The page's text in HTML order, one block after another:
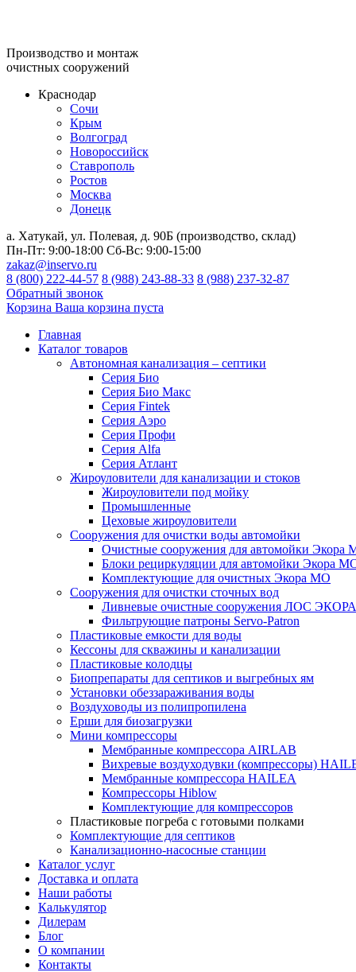
Производство и монтаж
очистных сооружений
Краснодар
Сочи
Крым
Волгоград
Новороссийск
Ставрополь
Ростов
Москва
Донецк
а. Хатукай, ул. Полевая, д. 90Б (производство, склад)
Пн-Пт: 9:00-18:00 Сб-Вс: 9:00-15:00
zakaz@inservo.ru
8 (800) 222-44-57 8 (988) 243-88-33 8 (988) 237-32-87
Обратный звонок
Корзина Ваша корзина пуста
Главная
Каталог товаров
Автономная канализация – септики
Серия Био
Серия Био Макс
Серия Fintek
Серия Аэро
Серия Профи
Серия Alfa
Серия Атлант
Жироуловители для канализации и стоков
Жироуловители под мойку
Промышленные
Цеховые жироуловители
Сооружения для очистки воды автомойки
Очистные сооружения для автомойки Экора
Блоки рециркуляции для автомойки Экора
Комплектующие для очистных Экора МО
Сооружения для очистки сточных вод
Ливневые очистные сооружения ЛОС ЭКОРА
Фильтрующие патроны Servo-Patron
Пластиковые емкости для воды
Кессоны для скважины и канализации
Пластиковые колодцы
Биопрепараты для септиков и выгребных ям
Установки обеззараживания воды
Воздуховоды из полипропилена
Ерши для биозагрузки
Мини компрессоры
Мембранные компрессора AIRLAB
Вихревые воздуходувки (компрессоры)
Мембранные компрессора HAILEA
Компрессоры Hiblow
Комплектующие для компрессоров
Пластиковые погреба с готовыми полками
Комплектующие для септиков
Канализационно-насосные станции
Каталог услуг
Доставка и оплата
Наши работы
Калькулятор
Дилерам
Блог
О компании
Контакты